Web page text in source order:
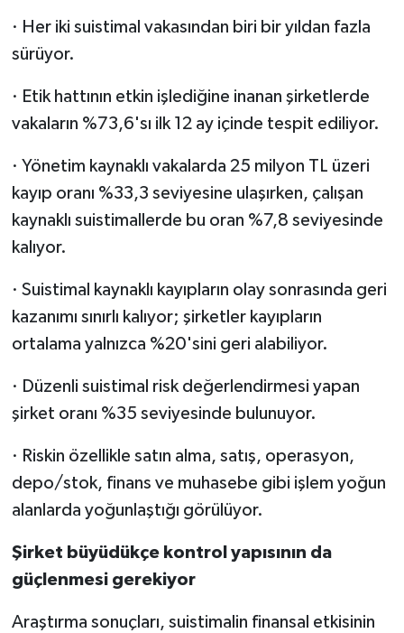
· Her iki suistimal vakasından biri bir yıldan fazla
sürüyor.
· Etik hattının etkin işlediğine inanan şirketlerde
vakaların %73,6'sı ilk 12 ay içinde tespit ediliyor.
· Yönetim kaynaklı vakalarda 25 milyon TL üzeri
kayıp oranı %33,3 seviyesine ulaşırken, çalışan
kaynaklı suistimallerde bu oran %7,8 seviyesinde
kalıyor.
· Suistimal kaynaklı kayıpların olay sonrasında geri
kazanımı sınırlı kalıyor; şirketler kayıpların
ortalama yalnızca %20'sini geri alabiliyor.
· Düzenli suistimal risk değerlendirmesi yapan
şirket oranı %35 seviyesinde bulunuyor.
· Riskin özellikle satın alma, satış, operasyon,
depo/stok, finans ve muhasebe gibi işlem yoğun
alanlarda yoğunlaştığı görülüyor.
Şirket büyüdükçe kontrol yapısının da
güçlenmesi gerekiyor
Araştırma sonuçları, suistimalin finansal etkisinin